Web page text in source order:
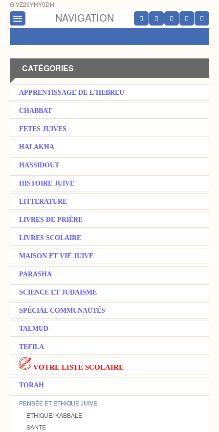
G-VZ29YHY0DH
NAVIGATION
CATÉGORIES
APPRENTISSAGE DE L'HEBREU
CHABBAT
FETES JUIVES
HALAKHA
HASSIDOUT
HISTOIRE JUIVE
LITTERATURE
LIVRES DE PRIÈRE
LIVRES SCOLAIRE
MAISON ET VIE JUIVE
PARASHA
SCIENCE ET JUDAISME
SPÉCIAL COMMUNAUTÉS
TALMUD
TEFILA
VOTRE LISTE SCOLAIRE
TORAH
PENSÉE ET ETHIQUE JUIVE
ETHIQUE/ KABBALE
SANTE